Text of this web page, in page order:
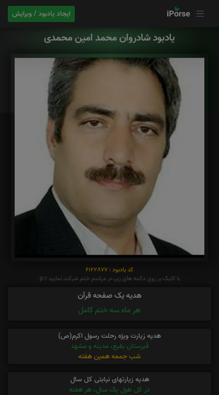
ایجاد یادبود / ویرایش
یادبود شادروان محمد امین محمدی
کد یادبود : 6122877
با کلیک بر روی دکمه های زیر،در مراسم ختم شرکت نمایید p:1
هدیه یک صفحه قرآن
هر ماه سه ختم کامل
هدیه زیارت ویژه رحلت رسول اکرم(ص)
قبرستان بقیع، مدینه و مشهد
شب جمعه همین هفته
هدیه زیارتهای نیابتی کل سال
در کل طول یک سال، هر هفته